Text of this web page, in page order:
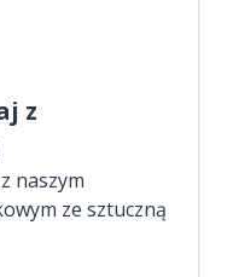
z
naszym
ze sztuczną